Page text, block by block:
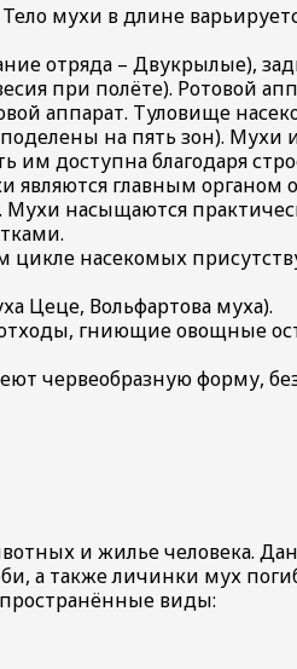
мухи в длине
отряда – Двукрылые),
при полёте). Ротовой
аппарат. Туловище
на пять зон). Мухи
доступна благодаря
являются главным
Мухи насыщаются
насекомых
Цеце, Вольфартова муха).
гниющие овощные
червеобразную форму,
и жилье человека.
а также личинки мух
виды: